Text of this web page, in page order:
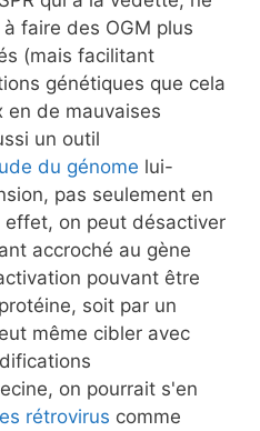
faire des OGM plus
(mais facilitant
génétiques que cela
en de mauvaises
un outil
du génome lui-
pas seulement en
effet, on peut désactiver
accroché au gène
pouvant être
soit par un
même cibler avec
on pourrait s'en
rétrovirus comme